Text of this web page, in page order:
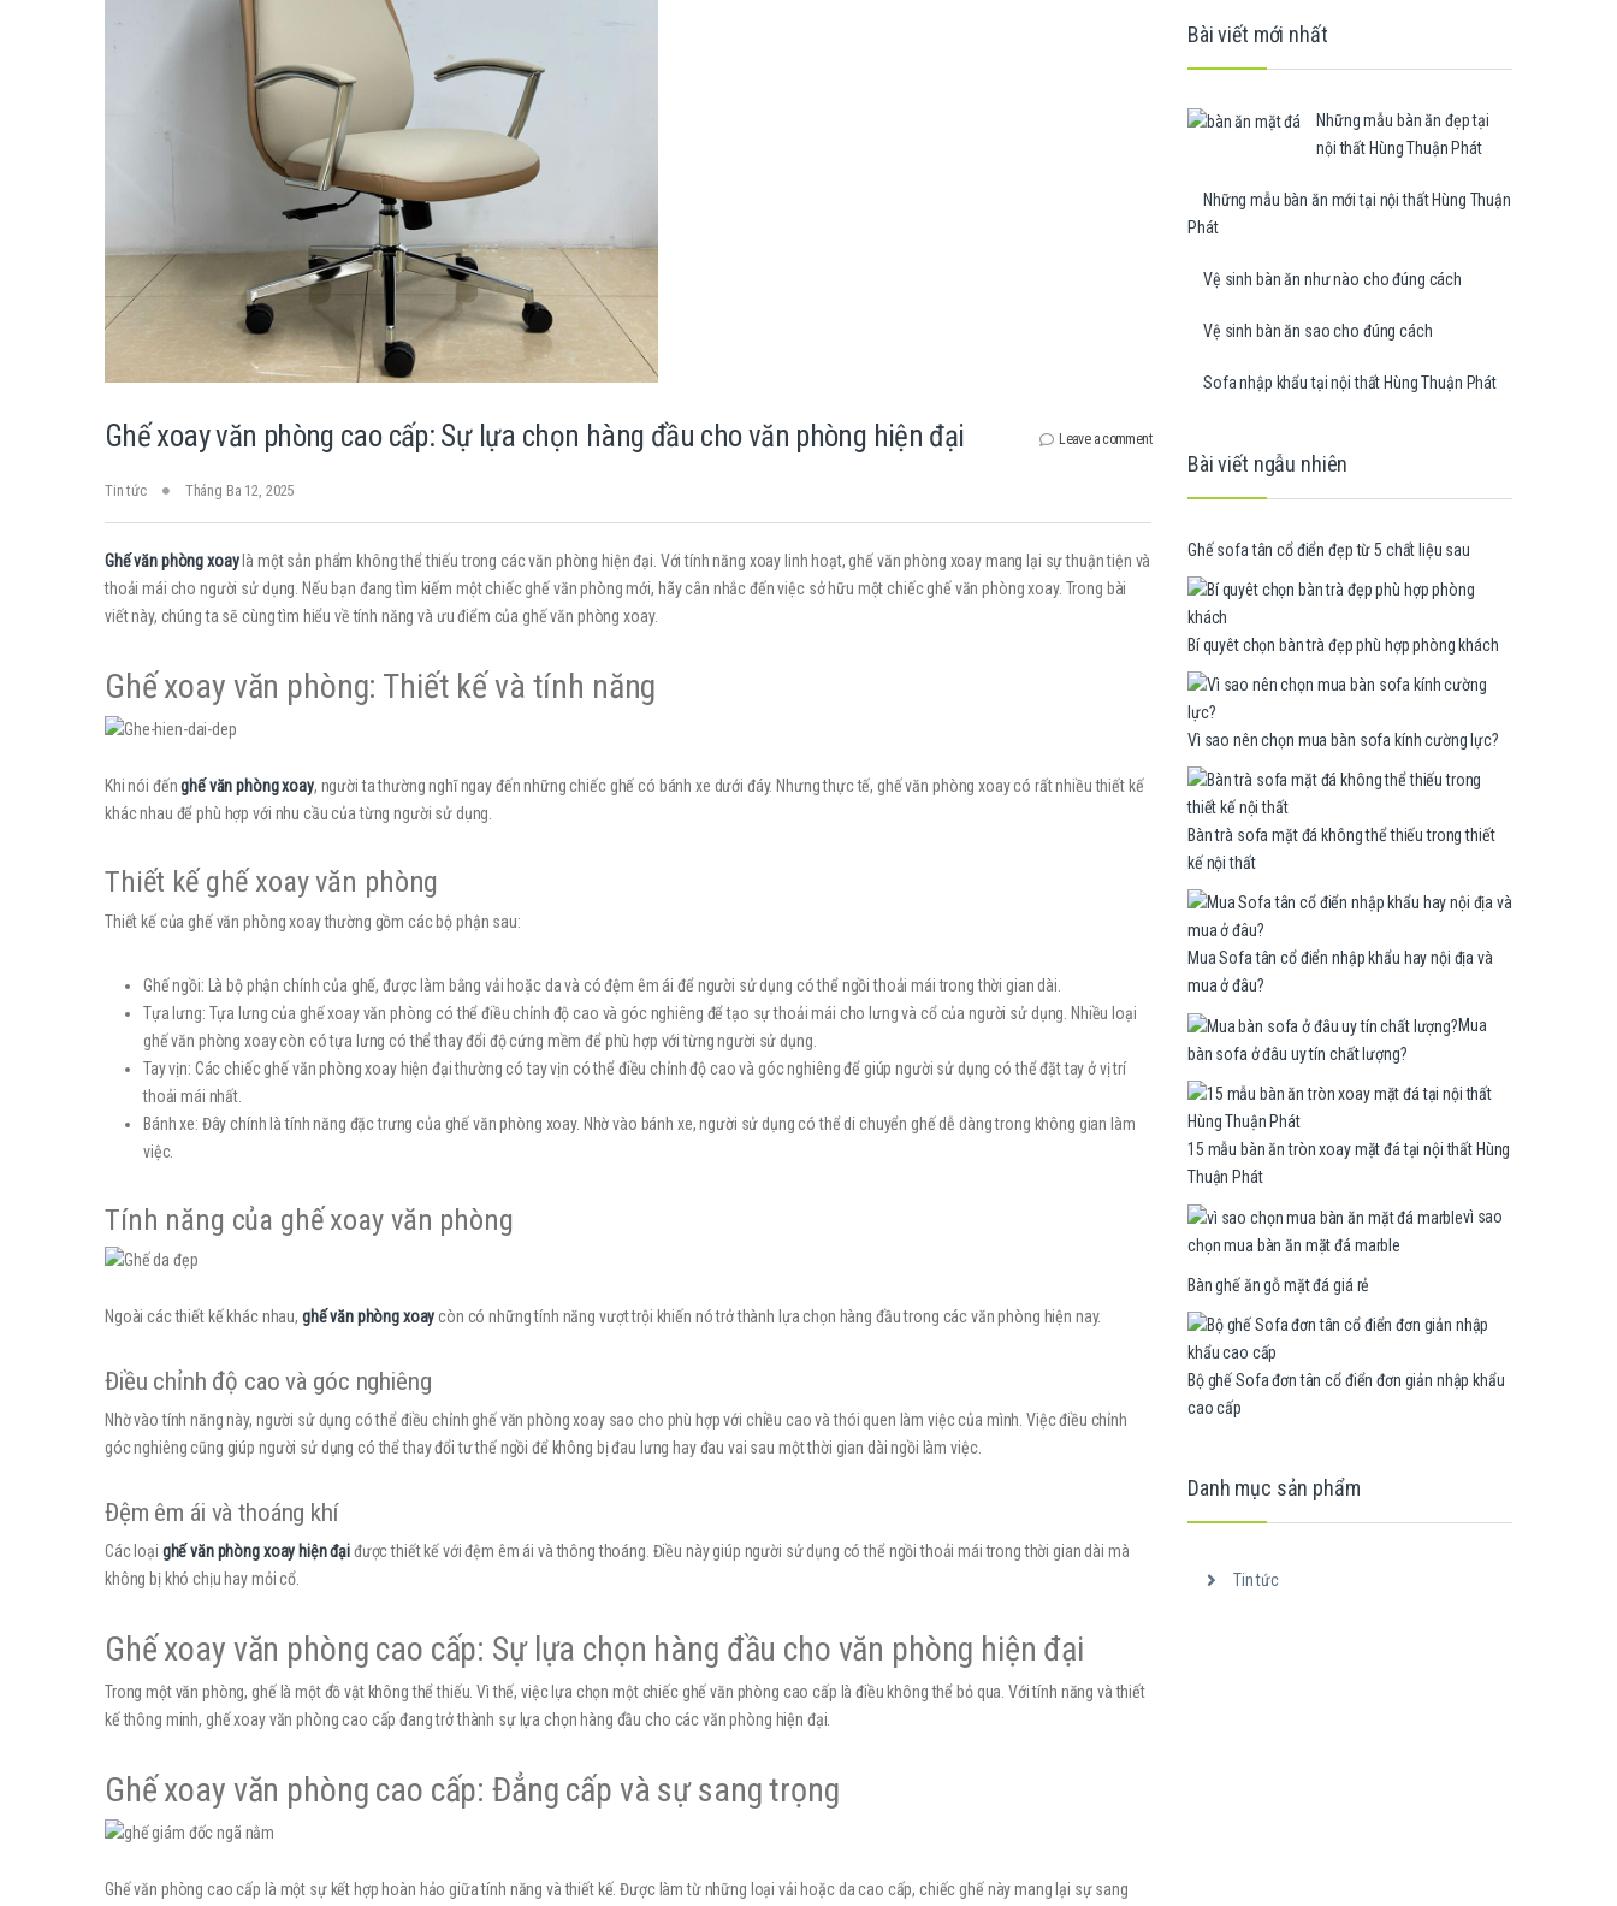
Ghế xoay văn phòng cao cấp: Sự lựa chọn hàng đầu cho văn phòng hiện đại Leave a comment
Tin tức Tháng Ba 12, 2025
Ghế văn phòng xoaylà một sản phẩm không thể thiếu trong các văn phòng hiện đại. Với tính năng xoay linh hoạt, ghế văn phòng xoay mang lại sự thuận tiện và
thoải mái cho người sử dụng. Nếu bạn đang tìm kiếm một chiếc ghế văn phòng mới, hãy cân nhắc đến việc sở hữu một chiếc ghế văn phòng xoay. Trong bài
viết này, chúng ta sẽ cùng tìm hiểu về tính năng và ưu điểm của ghế văn phòng xoay.
Ghế xoay văn phòng: Thiết kế và tính năng
Khi nói đếnghế văn phòng xoay, người ta thường nghĩ ngay đến những chiếc ghế có bánh xe dưới đáy. Nhưng thực tế, ghế văn phòng xoay có rất nhiều thiết kế
khác nhau để phù hợp với nhu cầu của từng người sử dụng.
Thiết kế ghế xoay văn phòng
Thiết kế của ghế văn phòng xoay thường gồm các bộ phận sau:
Ghế ngồi: Là bộ phận chính của ghế, được làm bằng vải hoặc da và có đệm êm ái để người sử dụng có thể ngồi thoải mái trong thời gian dài.
Tựa lưng: Tựa lưng của ghế xoay văn phòng có thể điều chỉnh độ cao và góc nghiêng để tạo sự thoải mái cho lưng và cổ của người sử dụng. Nhiều loại
ghế văn phòng xoay còn có tựa lưng có thể thay đổi độ cứng mềm để phù hợp với từng người sử dụng.
Tay vịn: Các chiếc ghế văn phòng xoay hiện đại thường có tay vịn có thể điều chỉnh độ cao và góc nghiêng để giúp người sử dụng có thể đặt tay ở vị trí
thoải mái nhất.
Bánh xe: Đây chính là tính năng đặc trưng của ghế văn phòng xoay. Nhờ vào bánh xe, người sử dụng có thể di chuyển ghế dễ dàng trong không gian làm
việc.
Tính năng của ghế xoay văn phòng
Ngoài các thiết kế khác nhau, ghế văn phòng xoaycòn có những tính năng vượt trội khiến nó trở thành lựa chọn hàng đầu trong các văn phòng hiện nay.
Điều chỉnh độ cao và góc nghiêng
Nhờ vào tính năng này, người sử dụng có thể điều chỉnh ghế văn phòng xoay sao cho phù hợp với chiều cao và thói quen làm việc của mình. Việc điều chỉnh
góc nghiêng cũng giúp người sử dụng có thể thay đổi tư thế ngồi để không bị đau lưng hay đau vai sau một thời gian dài ngồi làm việc.
Đệm êm ái và thoáng khí
Các loại ghế văn phòng xoay hiện đạiđược thiết kế với đệm êm ái và thông thoáng. Điều này giúp người sử dụng có thể ngồi thoải mái trong thời gian dài mà
không bị khó chịu hay mỏi cổ.
Ghế xoay văn phòng cao cấp: Sự lựa chọn hàng đầu cho văn phòng hiện đại
Trong một văn phòng, ghế là một đồ vật không thể thiếu. Vì thế, việc lựa chọn một chiếc ghế văn phòng cao cấp là điều không thể bỏ qua. Với tính năng và thiết
kế thông minh, ghế xoay văn phòng cao cấp đang trở thành sự lựa chọn hàng đầu cho các văn phòng hiện đại.
Ghế xoay văn phòng cao cấp: Đẳng cấp và sự sang trọng
Ghế văn phòng cao cấp là một sự kết hợp hoàn hảo giữa tính năng và thiết kế. Được làm từ những loại vải hoặc da cao cấp, chiếc ghế này mang lại sự sang
Bài viết mới nhất
Những mẫu bàn ăn đẹp tại
nội thất Hùng Thuận Phát
Những mẫu bàn ăn mới tại nội thất Hùng Thuận
Phát
Vệ sinh bàn ăn như nào cho đúng cách
Vệ sinh bàn ăn sao cho đúng cách
Sofa nhập khẩu tại nội thất Hùng Thuận Phát
Bài viết ngẫu nhiên
Ghế sofa tân cổ điển đẹp từ 5 chất liệu sau
Bí quyêt chọn bàn trà đẹp phù hợp phòng khách
Vì sao nên chọn mua bàn sofa kính cường lực?
Bàn trà sofa mặt đá không thể thiếu trong thiết
kế nội thất
Mua Sofa tân cổ điển nhập khẩu hay nội địa và
mua ở đâu?
Mua
bàn sofa ở đâu uy tín chất lượng?
15 mẫu bàn ăn tròn xoay mặt đá tại nội thất Hùng
Thuận Phát
vì sao
chọn mua bàn ăn mặt đá marble
Bàn ghế ăn gỗ mặt đá giá rẻ
Bộ ghế Sofa đơn tân cổ điển đơn giản nhập khẩu
cao cấp
Danh mục sản phẩm
Tin tức